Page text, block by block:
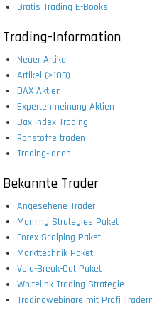
Gratis Trading E-Books
Trading-Information
Neuer Artikel
Artikel (>100)
DAX Aktien
Expertenmeinung Aktien
Dax Index Trading
Rohstoffe traden
Trading-Ideen
Bekannte Trader
Angesehene Trader
Morning Strategies Paket
Forex Scalping Paket
Markttechnik Paket
Vola-Break-Out Paket
Whitelink Trading Strategie
Tradingwebinare mit Profi Tradern